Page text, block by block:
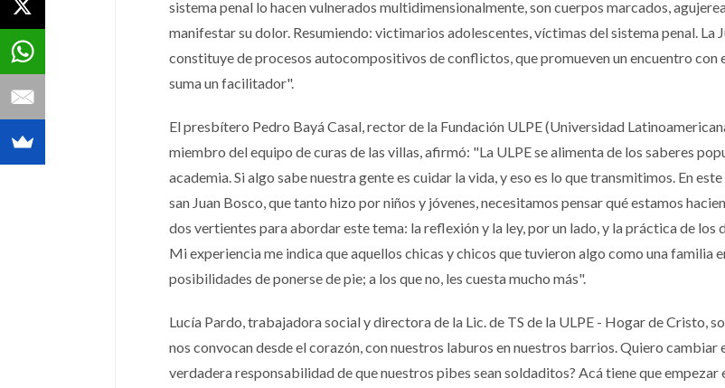
sistema penal lo hacen vulnerados multidimensionalmente, son cuerpos marcados,
manifestar su dolor. Resumiendo: victimarios adolescentes, víctimas del sistema penal. La
constituye de procesos autocompositivos de conflictos, que promueven un encuentro con
suma un facilitador".
El presbítero Pedro Bayá Casal, rector de la Fundación ULPE (Universidad
miembro del equipo de curas de las villas, afirmó: "La ULPE se alimenta de los saberes
academia. Si algo sabe nuestra gente es cuidar la vida, y eso es lo que transmitimos. En
san Juan Bosco, que tanto hizo por niños y jóvenes, necesitamos pensar qué estamos
dos vertientes para abordar este tema: la reflexión y la ley, por un lado, y la práctica de los
Mi experiencia me indica que aquellos chicas y chicos que tuvieron algo como una familia
posibilidades de ponerse de pie; a los que no, les cuesta mucho más".
Lucía Pardo, trabajadora social y directora de la Lic. de TS de la ULPE - Hogar de Cristo,
nos convocan desde el corazón, con nuestros laburos en nuestros barrios. Quiero cambiar
verdadera responsabilidad de que nuestros pibes sean soldaditos? Acá tiene que empezar